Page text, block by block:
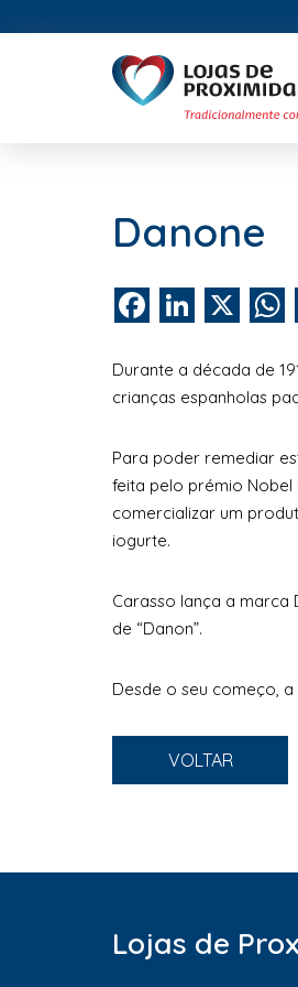
Danone
FacebookLinkedIn
Durante a década de
crianças espanholas
Para poder remediar
feita pelo prémio Nobel
comercializar um
iogurte.
Carasso lança a marca
de “Danon”.
Desde o seu começo,
VOLTAR
Lojas de